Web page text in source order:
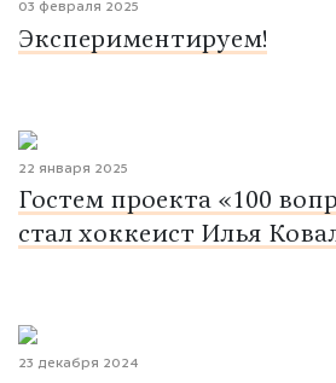
03 февраля 2025
Экспериментируем!
22 января 2025
Гостем проекта «100
стал хоккеист Илья
23 декабря 2024